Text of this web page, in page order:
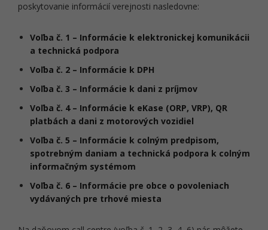
poskytovanie informácií verejnosti nasledovne:
Voľba č. 1 – Informácie k elektronickej komunikácii
a technická podpora
Voľba č. 2 – Informácie k DPH
Voľba č. 3 – Informácie k dani z príjmov
Voľba č. 4 – Informácie k eKase (ORP, VRP), QR
platbách a dani z motorových vozidiel
Voľba č. 5 – Informácie k colným predpisom,
spotrebným daniam a technická podpora k colným
informačným systémom
Voľba č. 6 – Informácie pre obce o povoleniach
vydávaných pre trhové miesta